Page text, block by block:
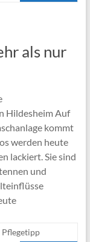
als nur
Hildesheim Auf
kommt
werden heute
lackiert. Sie sind
und
Pflegetipp